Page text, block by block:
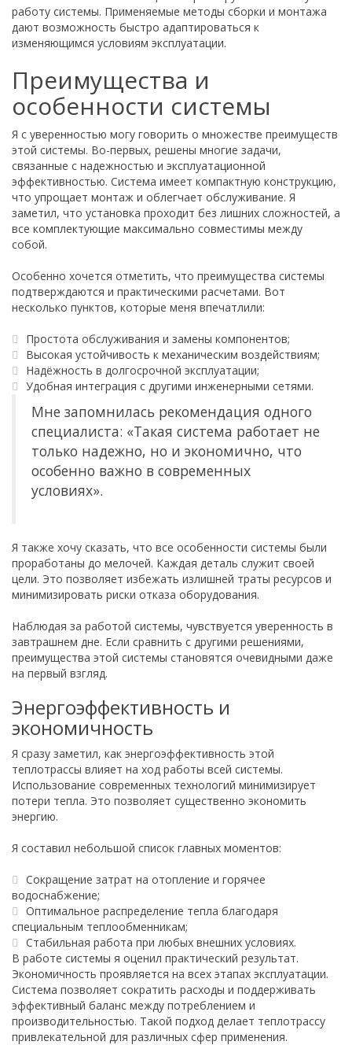
работу системы. Применяемые методы сборки и монтажа
дают возможность быстро адаптироваться к
изменяющимся условиям эксплуатации.
Преимущества и
особенности системы
Я с уверенностью могу говорить о множестве преимуществ
этой системы. Во-первых, решены многие задачи,
связанные с надежностью и эксплуатационной
эффективностью. Система имеет компактную конструкцию,
что упрощает монтаж и облегчает обслуживание. Я
заметил, что установка проходит без лишних сложностей, а
все комплектующие максимально совместимы между
собой.
Особенно хочется отметить, что преимущества системы
подтверждаются и практическими расчетами. Вот
несколько пунктов, которые меня впечатлили:
Простота обслуживания и замены компонентов;
Высокая устойчивость к механическим воздействиям;
Надёжность в долгосрочной эксплуатации;
Удобная интеграция с другими инженерными сетями.
Мне запомнилась рекомендация одного
специалиста: «Такая система работает не
только надежно, но и экономично, что
особенно важно в современных
условиях».
Я также хочу сказать, что все особенности системы были
проработаны до мелочей. Каждая деталь служит своей
цели. Это позволяет избежать излишней траты ресурсов и
минимизировать риски отказа оборудования.
Наблюдая за работой системы, чувствуется уверенность в
завтрашнем дне. Если сравнить с другими решениями,
преимущества этой системы становятся очевидными даже
на первый взгляд.
Энергоэффективность и
экономичность
Я сразу заметил, как энергоэффективность этой
теплотрассы влияет на ход работы всей системы.
Использование современных технологий минимизирует
потери тепла. Это позволяет существенно экономить
энергию.
Я составил небольшой список главных моментов:
Сокращение затрат на отопление и горячее
водоснабжение;
Оптимальное распределение тепла благодаря
специальным теплообменникам;
Стабильная работа при любых внешних условиях.
В работе системы я оценил практический результат.
Экономичность проявляется на всех этапах эксплуатации.
Система позволяет сократить расходы и поддерживать
эффективный баланс между потреблением и
производительностью. Такой подход делает теплотрассу
привлекательной для различных сфер применения.